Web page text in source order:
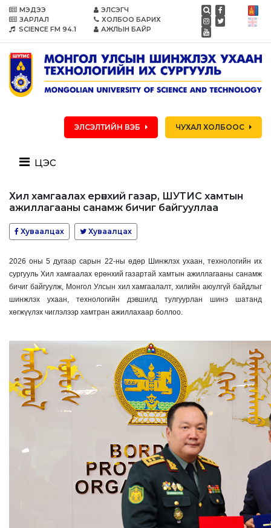
МЭДЭЭ
ЗАРЛАЛ
SCIENCE FM 94.1
ЭЛСЭГЧ
ХОЛБОО БАРИХ
АЖЛЫН БАЙР
ЭЛСЭЛТИЙН ВЭБ ЧУХАЛ ХОЛБООС
цэс
Хил хамгаалах ерөнхий газар, ШУТИС хамтын
ажиллагааны санамж бичиг байгууллаа
Хуваалцах Хуваалцах
2026 оны 5 дугаар сарын 22-ны өдөр Шинжлэх ухаан, технологийн их
сургууль Хил хамгаалах ерөнхий газартай хамтын ажиллагааны санамж
бичиг байгуулж, Монгол Улсын хил хамгаалалт, хилийн аюулгүй байдлыг
шинжлэх ухаан, технологийн дэвшилд тулгуурлан шинэ шатанд
хөгжүүлэх чиглэлээр хамтран ажиллахаар боллоо.